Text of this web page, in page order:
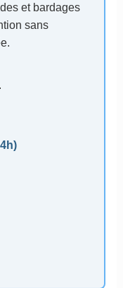
et bardages
sans